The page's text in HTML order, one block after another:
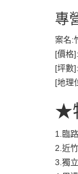
專
案名:
[價格
[坪數
[地理
★
1.臨
2.近
3.獨